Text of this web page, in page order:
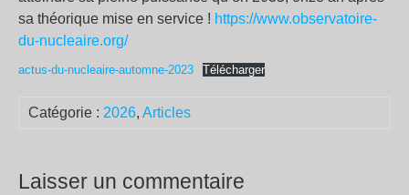
sa théorique mise en service ! https://www.observatoire-
du-nucleaire.org/
actus-du-nucleaire-automne-2023 Télécharger
Catégorie : 2026, Articles
Laisser un commentaire